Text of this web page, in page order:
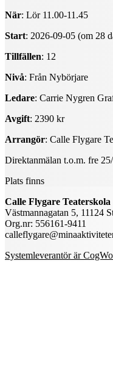
När: Lör 11.00-11.45
Start: 2026-09-05 (om 28
Tillfällen: 12
Nivå: Från Nybörjare
Ledare: Carrie Nygren
Avgift: 2390 kr
Arrangör: Calle Flygare
Direktanmälan t.o.m. fre
Plats finns
Calle Flygare Teaterskola
Västmannagatan 5, 11124
Org.nr: 556161-9411
Systemleverantör är